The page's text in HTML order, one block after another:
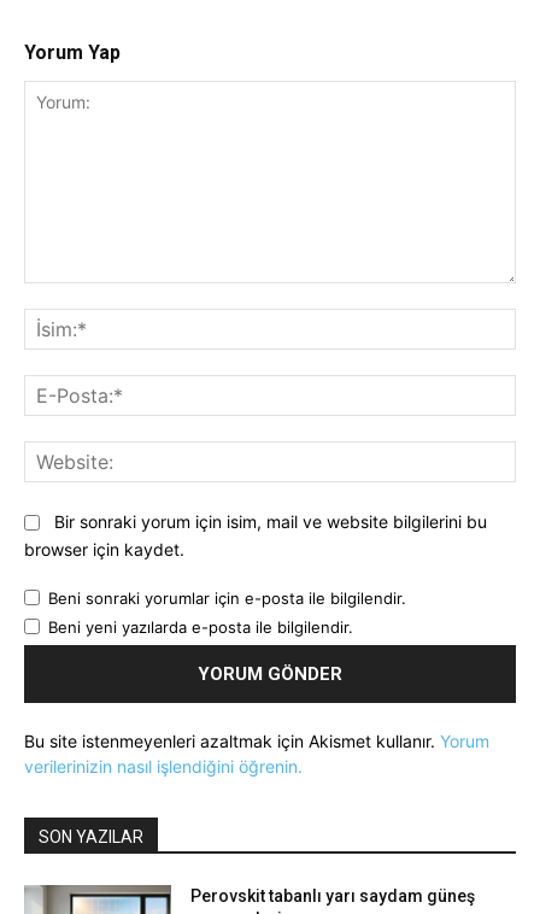
Yorum Yap
Bir sonraki yorum için isim, mail ve website bilgilerini bu
browser için kaydet.
Beni sonraki yorumlar için e-posta ile bilgilendir.
Beni yeni yazılarda e-posta ile bilgilendir.
Bu site istenmeyenleri azaltmak için Akismet kullanır. Yorum
verilerinizin nasıl işlendiğini öğrenin.
SON YAZILAR
Perovskit tabanlı yarı saydam güneş